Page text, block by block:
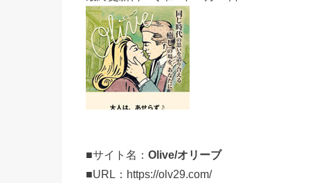
■サイト名： Olive/オリーブ
■URL：https://olv29.com/